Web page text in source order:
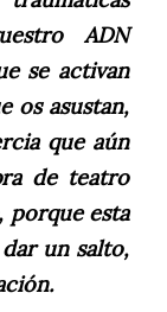
ADN
se activan
os asustan,
que aún
de teatro
porque esta
un salto,